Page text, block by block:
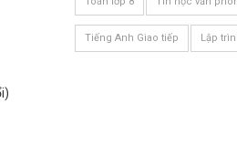
Tiếng Anh Giao tiếp Lập